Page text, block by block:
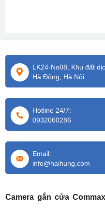
LK24-No08, Khu đất
Hà Đông, Hà Nội
Hotline 24/7:
0932060286
Email:
info@haihung.com
Camera gắn cửa